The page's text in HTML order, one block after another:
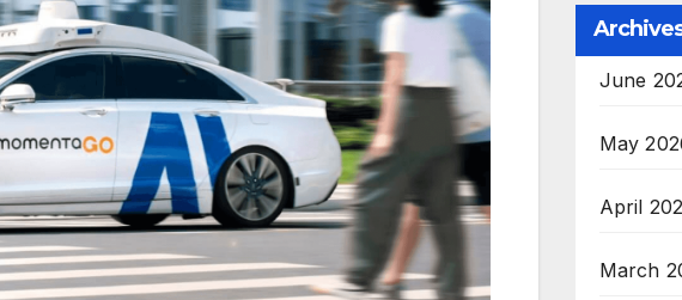
June
May
April
March